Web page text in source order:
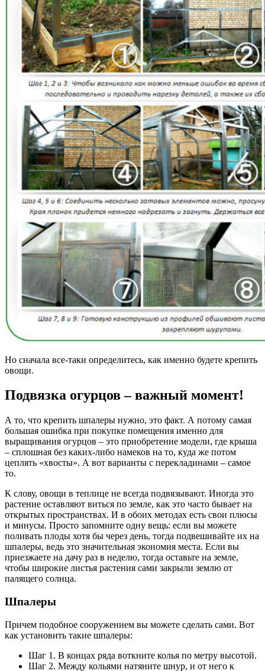
Но сначала все-таки определитесь, как именно будете крепить
овощи.
Подвязка огурцов – важный момент!
А то, что крепить шпалеры нужно, это факт. А потому самая
большая ошибка при покупке помещения именно для
выращивания огурцов – это приобретение модели, где крыша
– сплошная без каких-либо намеков на то, куда же потом
цеплять «хвосты». А вот варианты с перекладинами – самое
то.
К слову, овощи в теплице не всегда подвязывают. Иногда это
растение оставляют виться по земле, как это часто бывает на
открытых пространствах. И в обоих методах есть свои плюсы
и минусы. Просто запомните одну вещь: если вы можете
поливать плоды хотя бы через день, тогда подвешивайте их на
шпалеры, ведь это значительная экономия места. Если вы
приезжаете на дачу раз в неделю, тогда оставьте на земле,
чтобы широкие листья растения сами закрыли землю от
палящего солнца.
Шпалеры
Причем подобное сооружением вы можете сделать сами. Вот
как установить такие шпалеры:
Шаг 1. В концах ряда воткните колья по метру высотой.
Шаг 2. Между кольями натяните шнур, и от него к